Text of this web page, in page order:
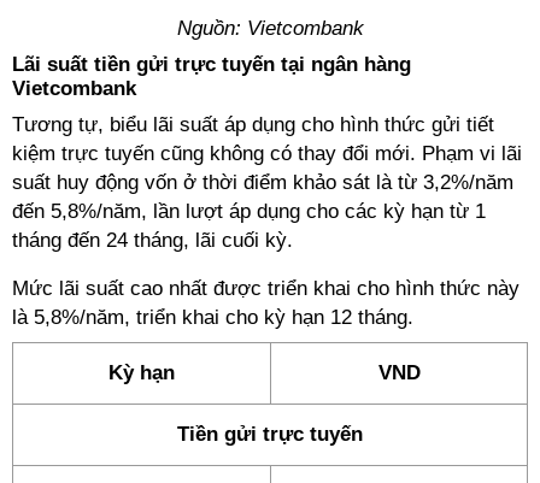
Nguồn: Vietcombank
Lãi suất tiền gửi trực tuyến tại ngân hàng
Vietcombank
Tương tự, biểu lãi suất áp dụng cho hình thức gửi tiết
kiệm trực tuyến cũng không có thay đổi mới. Phạm vi lãi
suất huy động vốn ở thời điểm khảo sát là từ 3,2%/năm
đến 5,8%/năm, lần lượt áp dụng cho các kỳ hạn từ 1
tháng đến 24 tháng, lãi cuối kỳ.
Mức lãi suất cao nhất được triển khai cho hình thức này
là 5,8%/năm, triển khai cho kỳ hạn 12 tháng.
Kỳ hạn VND
Tiền gửi trực tuyến